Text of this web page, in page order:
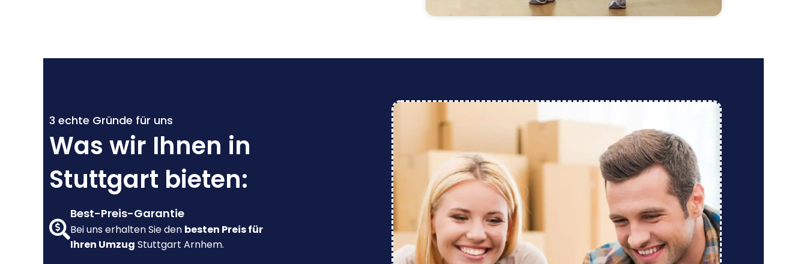
3 echte Gründe für uns
Was wir Ihnen in
Stuttgart bieten:
Best-Preis-Garantie
Bei uns erhalten Sie den besten Preis für
Ihren Umzug Stuttgart Arnhem.